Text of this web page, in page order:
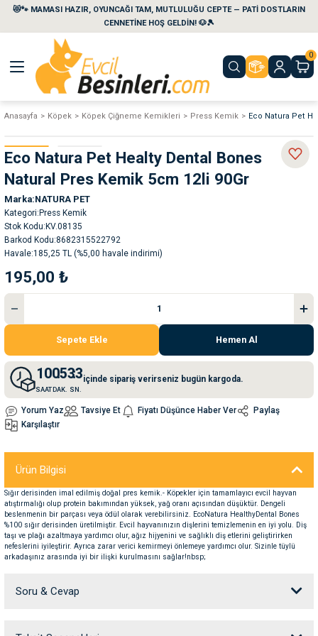
😻🐾 MAMASI HAZIR, OYUNCAĞI TAM, MUTLULUĞU CEPTE — PATİ DOSTLARIN
CENNETİNE HOŞ GELDİN! 🐶🎾
Geri Dön
Geri Dön
Su Kabları
Geri Dön
Geri Dön
Geri Dön
Geri Dön
0
Anasayfa Köpek Köpek Çiğneme Kemikleri Press Kemik Eco Natura Pet
Eco Natura Pet Healty Dental Bones
Natural Pres Kemik 5cm 12li 90Gr
Marka NATURA PET
Kategori Press Kemik
Stok Kodu KV.08135
Barkod Kodu 8682315522792
Havale 185,25 TL (%5,00 havale indirimi)
195,00 ₺
Sepete Ekle Hemen Al
10
SAAT
05
DAK.
33
SN.
içinde sipariş verirseniz bugün kargoda.
Yorum Yaz Tavsiye Et Fiyatı Düşünce Haber Ver
Paylaş
Karşılaştır
Ürün Bilgisi
Sığır derisinden imal edilmiş doğal pres kemik.- Köpekler için tamamlayıcı evcil hayvan
atıştırmalığı olup protein bakımından yüksek, yağ oranı açısından düşüktür. Dengeli
beslenmenin bir parçası veya ödül olarak verebilirsiniz. EcoNatura HealthyDental Bones
%100 sığır derisinden üretilmiştir. Evcil hayvanınızın dişlerini temizlemenin en iyi yolu. Diş
taşı ve plağı azaltmaya yardımcı olur, ağız hijyenini ve sağlıklı diş etlerini geliştirirken
nefeslerini iyileştirir. Ayrıca zarar verici kemirmeyi önlemeye yardımcı olur. Sizinle tüylü
arkadaşınız arasında iyi bir ilişki kurulmasını sağlar!nbsp;
Soru & Cevap